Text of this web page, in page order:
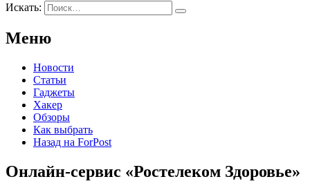
Искать:
Меню
Новости
Статьи
Гаджеты
Хакер
Обзоры
Как выбрать
Назад на ForPost
Онлайн-сервис «Ростелеком Здоровье»